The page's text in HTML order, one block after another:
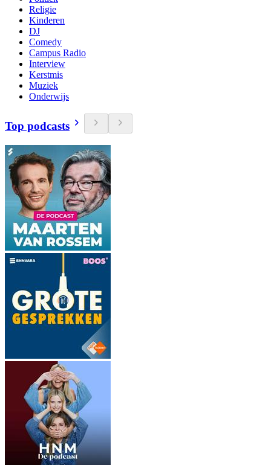
Religie
Kinderen
DJ
Comedy
Campus Radio
Interview
Kerstmis
Muziek
Onderwijs
Top podcasts